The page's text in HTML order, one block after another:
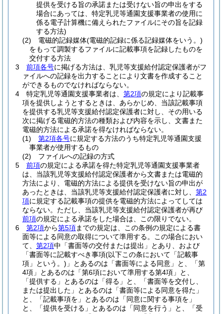
提供を受ける旨の承諾または受けない旨の申出をする
場合にあっては、特定乳児等通園支援事業者の使用に
係る電子計算機に備えられたファイルにその旨を記録
する方法)
(2)
電磁的記録媒体(電磁的記録に係る記録媒体をいう。)
をもって調製するファイルに記載事項を記録したものを
交付する方法
3
前項各号に掲げる方法は、乳児等支援給付認定保護者がフ
ァイルへの記録を出力することにより文書を作成すること
ができるものでなければならない。
4
特定乳児等通園支援事業者は、 第2項の規定により記載事
項を提供しようとするときは、あらかじめ、当該記載事項
を提供する乳児等支援給付認定保護者に対し、その用いる
次に掲げる電磁的方法の種類および内容を示し、文書また
電磁的方法による承諾を得なければならない。
(1)
第2項各号に規定する方法のうち特定乳児等通園支援
事業者が使用するもの
(2)
ファイルへの記録の方式
5
前項の規定による承諾を得た特定乳児等通園支援事業者
は、当該乳児等支援給付認定保護者から文書または電磁的
方法により、電磁的方法による提供を受けない旨の申出が
あったときは、当該乳児等支援給付認定保護者に対し、 第2
項に規定する記載事項の提供を電磁的方法によってしては
ならない。 ただし、当該乳児等支援給付認定保護者が再び
前項の規定による承諾をした場合は、この限りでない。
6
第2項から第5項までの規定は、この条例の規定による書
面等による同意の取得について準用する。
この場合におい
て、 第2項中「書面等の交付または提出」とあり、および
「書面等に記載すべき事項(以下この条において「記載事
項」という。) 」とあるのは「書面等による同意」と、「第
4項」とあるのは「第6項において準用する第4項」と、
「提供する」とあるのは「得る」と、「書面等を交付し、
または提出した」とあるのは「書面等による同意を得た」
と、「記載事項を」とあるのは「同意に関する事項を」
と、「提供を受ける」とあるのは「同意を行う」と、「受